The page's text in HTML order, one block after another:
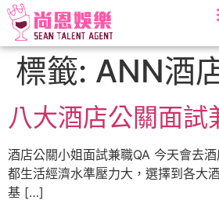
標籤: ANN酒
八大酒店公關面試
酒店公關小姐面試兼職QA 今天會去
都生活經濟水準壓力大，選擇到各大
基 […]